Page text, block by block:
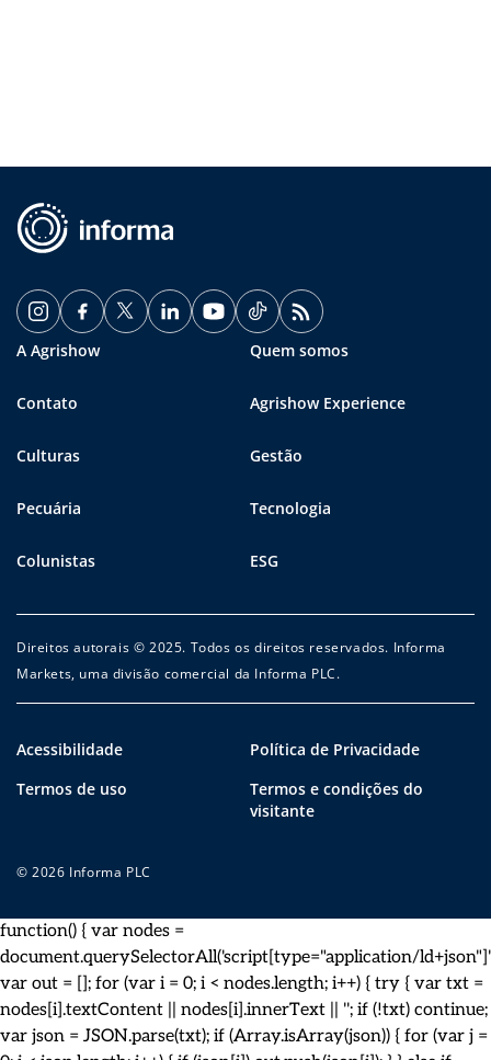
A Agrishow Quem somos
Contato Agrishow Experience
Culturas Gestão
Pecuária Tecnologia
Colunistas ESG
Direitos autorais © 2025. Todos os direitos reservados. Informa
Markets, uma divisão comercial da Informa PLC.
Acessibilidade
Política de Privacidade
Termos de uso
Termos e condições do
visitante
© 2026 Informa PLC
function() { var nodes =
document.querySelectorAll('script[type="application/
var out = []; for (var i = 0; i < nodes.length; i++) { try { var txt =
nodes[i].textContent || nodes[i].innerText || ''; if (!txt) continue;
var json = JSON.parse(txt); if (Array.isArray(json)) { for (var j =